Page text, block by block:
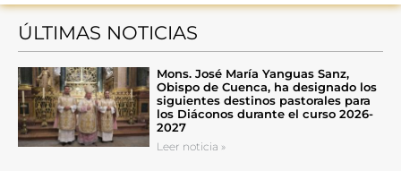
ÚLTIMAS NOTICIAS
Mons. José María Yanguas Sanz,
Obispo de Cuenca, ha designado los
siguientes destinos pastorales para
los Diáconos durante el curso 2026-
2027
Leer noticia »